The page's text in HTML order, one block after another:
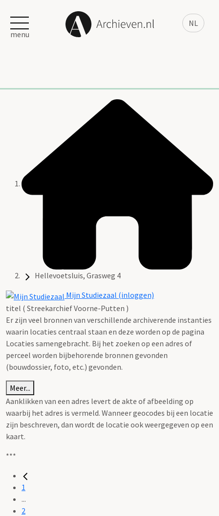
NL
menu
Hellevoetsluis, Grasweg 4
Mijn Studiezaal (inloggen)
titel ( Streekarchief Voorne-Putten )
Er zijn veel bronnen van verschillende archiverende instanties
waarin locaties centraal staan en deze worden op de pagina
Locaties samengebracht. Bij het zoeken op een adres of
perceel worden bijbehorende bronnen gevonden
(bouwdossier, foto, etc.) gevonden.
Meer...
Aanklikken van een adres levert de akte of afbeelding op
waarbij het adres is vermeld. Wanneer geocodes bij een locatie
zijn beschreven, dan wordt de locatie ook weergegeven op een
kaart.
***
1
...
2